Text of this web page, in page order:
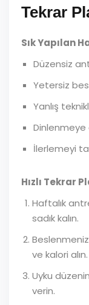
Tekrar
Sık Yapılan
Düzensiz
Yetersiz
Yanlış
İlerlemeyi
Hızlı Tekrar
Haftalık
sadık kalın.
ve kalori alın.
Uyku
verin.